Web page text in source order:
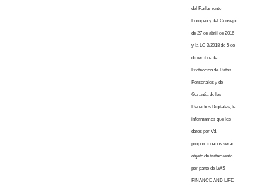
del Parlamento
Europeo y del Consejo
de 27 de abril de 2016
y la LO 3/2018 de 5 de
diciembre de
Protección de Datos
Personales y de
Garantía de los
Derechos Digitales, le
informamos que los
datos por Vd.
proporcionados serán
objeto de tratamiento
por parte de LWS
FINANCE AND LIFE